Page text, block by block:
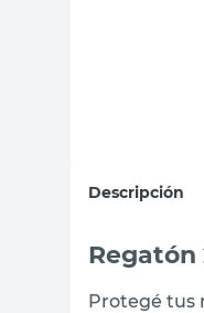
Descripción
Regatón
Protegé tus